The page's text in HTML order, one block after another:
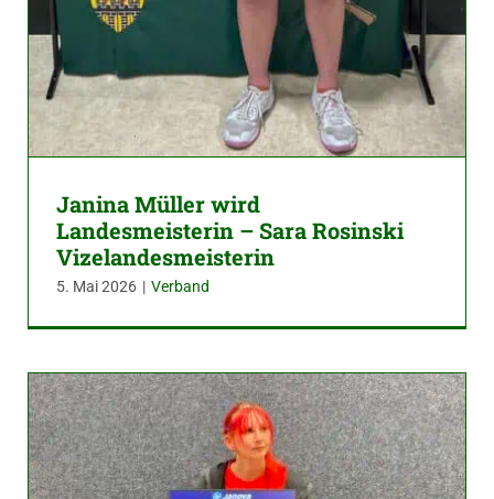
Janina Müller wird
Landesmeisterin – Sara Rosinski
Vizelandesmeisterin
5. Mai 2026 | Verband